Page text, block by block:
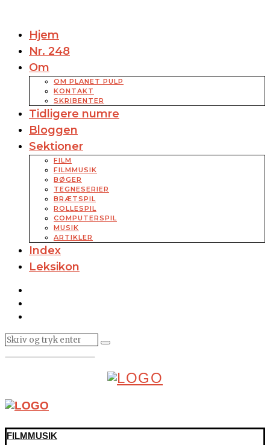
Hjem
Nr. 248
Om
OM PLANET PULP
KONTAKT
SKRIBENTER
Tidligere numre
Bloggen
Sektioner
FILM
FILMMUSIK
BØGER
TEGNESERIER
BRÆTSPIL
ROLLESPIL
COMPUTERSPIL
MUSIK
ARTIKLER
Index
Leksikon
FILMMUSIK